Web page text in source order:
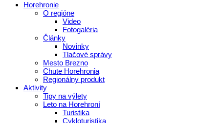
Horehronie
O regióne
Video
Fotogaléria
Články
Novinky
Tlačové správy
Mesto Brezno
Chute Horehronia
Regionálny produkt
Aktivity
Tipy na výlety
Leto na Horehroní
Turistika
Cykloturistika